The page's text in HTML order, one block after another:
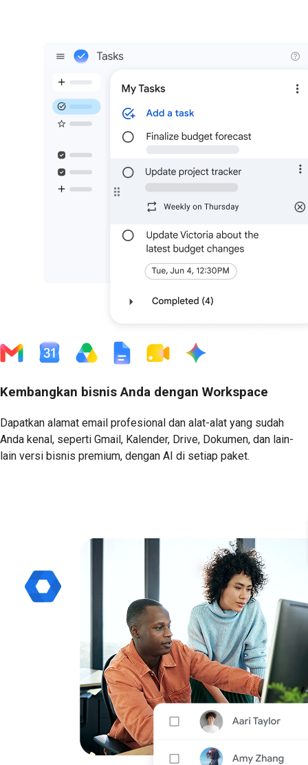
Kembangkan bisnis Anda dengan Workspace
Dapatkan alamat email profesional dan alat-alat yang sudah
Anda kenal, seperti Gmail, Kalender, Drive, Dokumen, dan lain-
lain versi bisnis premium, dengan AI di setiap paket.